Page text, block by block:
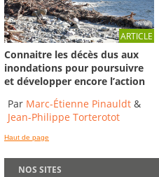
ARTICLE
Connaitre les décès dus aux
inondations pour poursuivre
et développer encore l’action
Par Marc-Étienne Pinauldt &
Jean-Philippe Torterotot
Haut de page
NOS SITES